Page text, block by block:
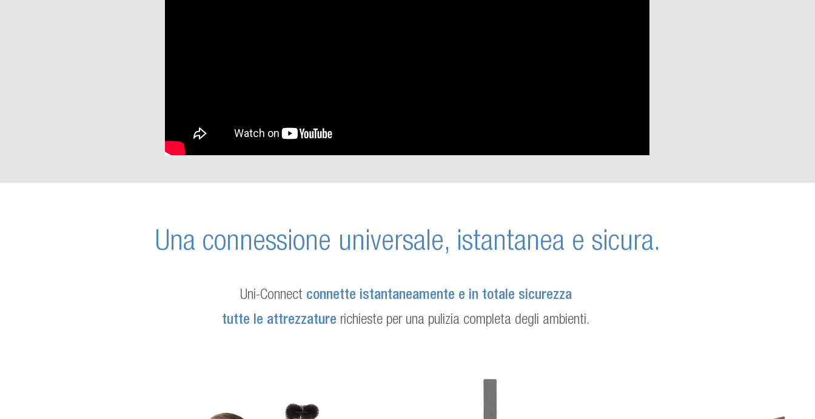
Una connessione universale, istantanea e sicura.
Uni-Connect connette istantaneamente e in totale sicurezza
tutte le attrezzature richieste per una pulizia completa degli ambienti.